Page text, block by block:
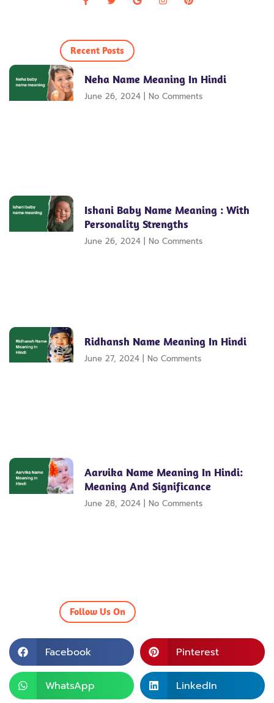
Recent Posts
Neha Name Meaning In Hindi
June 26, 2024 No Comments
Ishani Baby Name Meaning : With
Personality Strengths
June 26, 2024 No Comments
Ridhansh Name Meaning In Hindi
June 27, 2024 No Comments
Aarvika Name Meaning In Hindi:
Meaning And Significance
June 28, 2024 No Comments
Follow Us On
Facebook Pinterest
WhatsApp LinkedIn